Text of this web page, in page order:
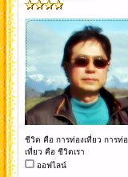
ชีวิต คือ การท่องเที่ยว การท่อ
เที่ยว คือ ชีวิตเรา
ออฟไลน์